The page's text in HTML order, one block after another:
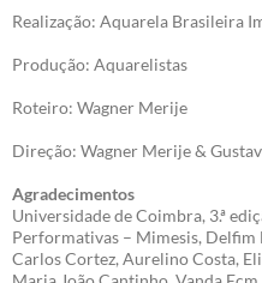
Realização: Aquarela Brasileira
Produção: Aquarelistas
Roteiro: Wagner Merije
Direção: Wagner Merije &
Agradecimentos
Universidade de Coimbra, 3.ª
Performativas – Mimesis, Delfim
Carlos Cortez, Aurelino Costa,